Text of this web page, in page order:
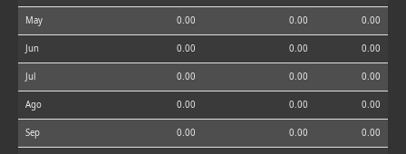
May 0.00 0.00 0.00
Jun 0.00 0.00 0.00
Jul 0.00 0.00 0.00
Ago 0.00 0.00 0.00
Sep 0.00 0.00 0.00